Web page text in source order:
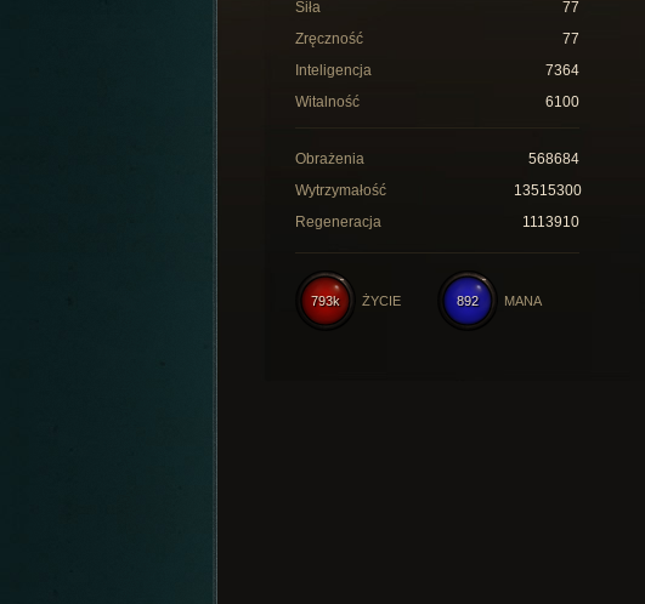
Siła
77
Zręczność
77
Inteligencja
7364
Witalność
6100
Obrażenia
568684
Wytrzymałość
13515300
Regeneracja
1113910
892 MANA
793k ŻYCIE